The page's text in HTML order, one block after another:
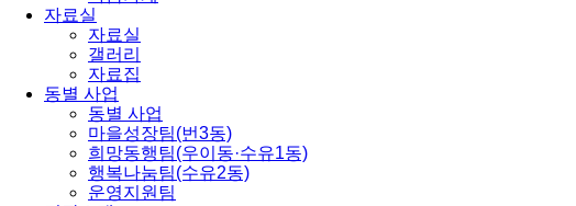
자료실
자료실
갤러리
자료집
동별 사업
동별 사업
마을성장팀(번3동)
희망동행팀(우이동·수유1동)
행복나눔팀(수유2동)
운영지원팀